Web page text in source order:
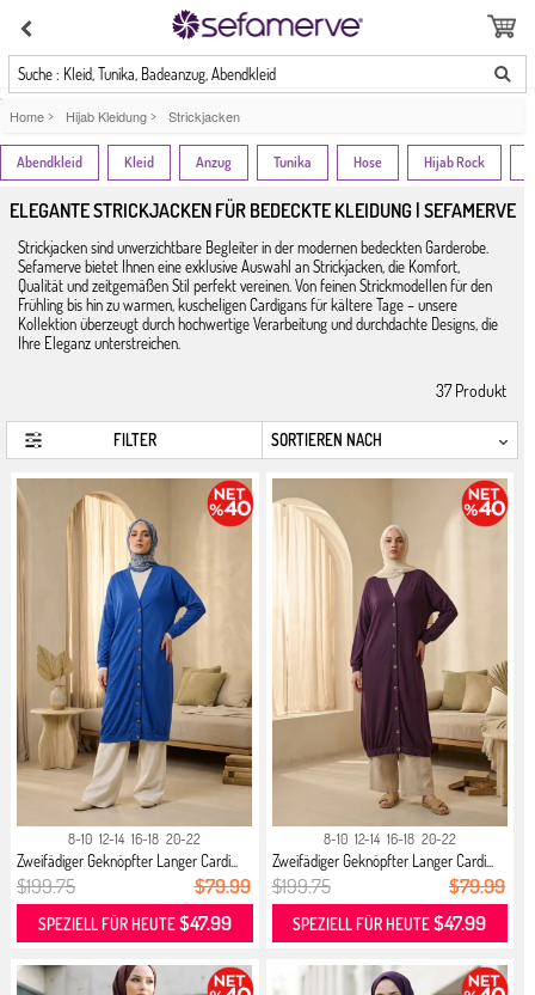
Suche : Kleid, Tunika, Badeanzug, Abendkleid
Home > Hijab Kleidung > Strickjacken
Abendkleid Kleid Anzug Tunika Hose Hijab Rock
ELEGANTE STRICKJACKEN FÜR BEDECKTE KLEIDUNG | SEFAMERVE
Strickjacken sind unverzichtbare Begleiter in der modernen bedeckten Garderobe.
Sefamerve bietet Ihnen eine exklusive Auswahl an Strickjacken, die Komfort,
Qualität und zeitgemäßen Stil perfekt vereinen. Von feinen Strickmodellen für den
Frühling bis hin zu warmen, kuscheligen Cardigans für kältere Tage – unsere
Kollektion überzeugt durch hochwertige Verarbeitung und durchdachte Designs, die
Ihre Eleganz unterstreichen.
37Produkt
FILTER
8-10 12-14 16-18 20-22
Zweifädiger Geknöpfter Langer Cardi...
$199.75 $79.99
SPEZIELL FÜR HEUTE$47.99
8-10 12-14 16-18 20-22
Zweifädiger Geknöpfter Langer Cardi...
$199.75 $79.99
SPEZIELL FÜR HEUTE$47.99